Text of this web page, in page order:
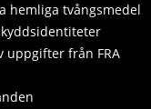
hemliga tvångsmedel
uppgifter från FRA